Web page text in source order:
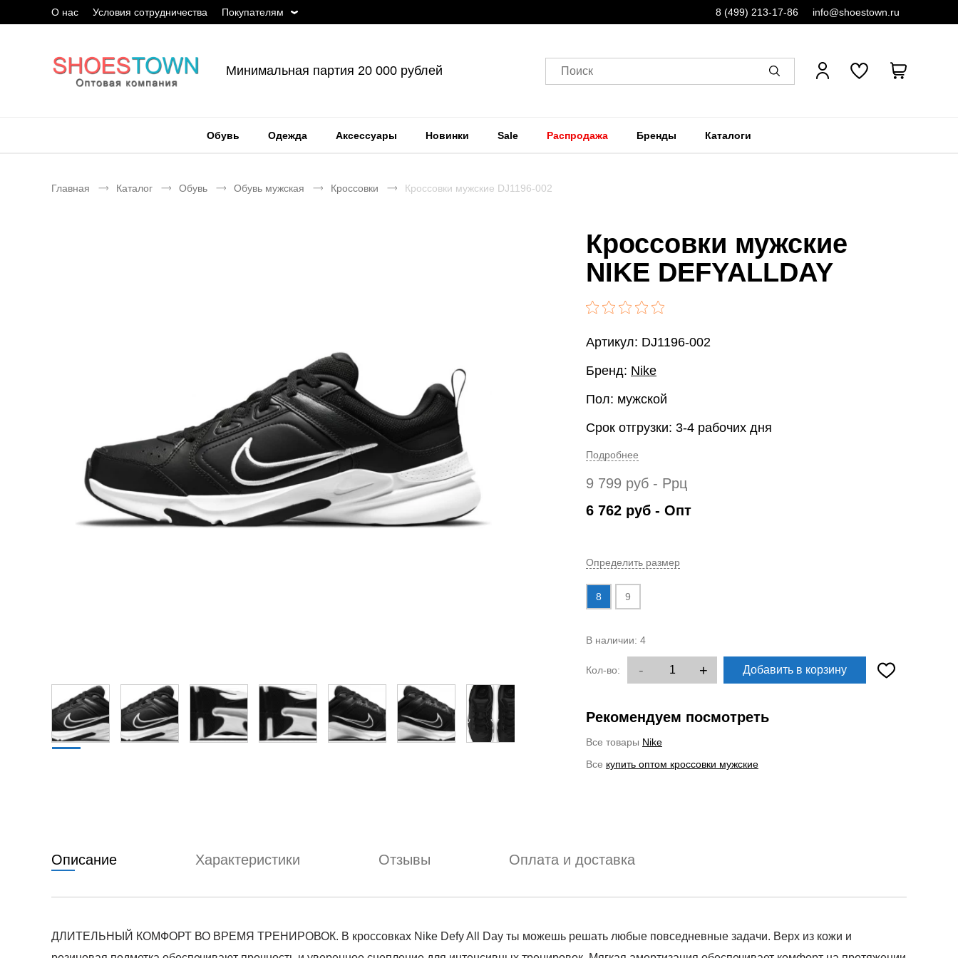
О нас Условия сотрудничества Покупателям 8 (499) 213-17-86 info@shoestown.ru
Минимальная партия 20 000 рублей Поиск
Обувь Одежда Аксессуары Новинки Sale Распродажа Бренды Каталоги
Главная Каталог Обувь Обувь мужская Кроссовки Кроссовки мужские DJ1196-002
Кроссовки мужские
NIKE DEFYALLDAY
Артикул: DJ1196-002
Бренд: Nike
Пол: мужской
Срок отгрузки: 3-4 рабочих дня
Подробнее
9 799 руб - Ррц
6 762 руб - Опт
Определить размер
8 9
В наличии: 4
Кол-во: - + Добавить в корзину
Рекомендуем посмотреть
Все товары Nike
Все купить оптом кроссовки мужские
Описание Характеристики Отзывы Оплата и доставка
ДЛИТЕЛЬНЫЙ КОМФОРТ ВО ВРЕМЯ ТРЕНИРОВОК. В кроссовках Nike Defy All Day ты можешь решать любые повседневные задачи. Верх из кожи и